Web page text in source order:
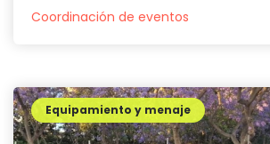
Coordinación de eventos
Equipamiento y menaje